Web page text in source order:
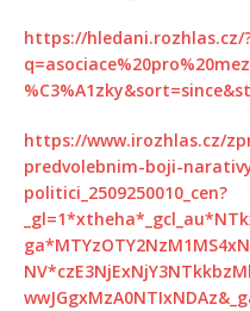
https://hledani.rozhlas.cz/
https://www.irozhlas.cz/
predvolebnim-boji-
politici_2509250010_cen?